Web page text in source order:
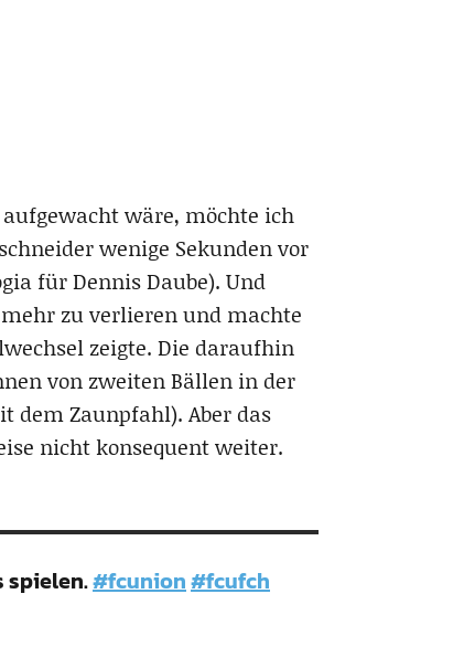
wäre, möchte ich
wenige Sekunden vor
für Dennis Daube). Und
zu verlieren und machte
zeigte. Die daraufhin
von zweiten Bällen in der
dem Zaunpfahl). Aber das
nicht konsequent weiter.
spielen.#fcunion#fcufch